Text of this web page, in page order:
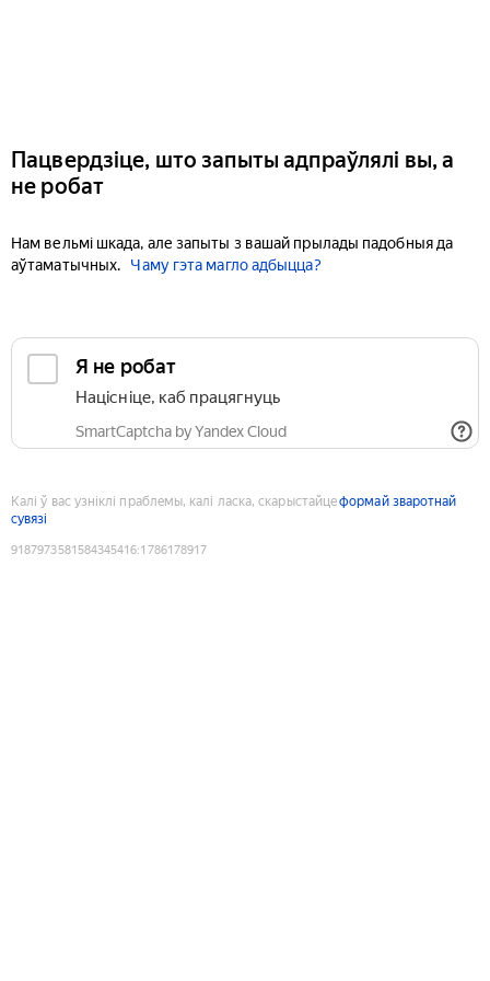
Пацвердзіце, што запыты адпраўлялі вы, а
не робат
Нам вельмі шкада, але запыты з вашай прылады падобныя да
аўтаматычных.
Чаму гэта магло адбыцца?
Я не робат
Націсніце, каб працягнуць
SmartCaptcha by Yandex Cloud
Калі ў вас узніклі праблемы, калі ласка, скарыстайцеформай зваротнай
сувязі
9187973581584345416:1786178917